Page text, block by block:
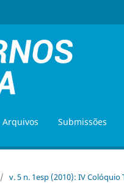
Arquivos Submissões
/ v. 5 n. 1esp (2010): IV